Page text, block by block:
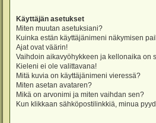
Käyttäjän asetukset
Miten muutan asetuksiani?
Kuinka estän käyttäjänimeni näkymisen
Ajat ovat väärin!
Vaihdoin aikavyöhykkeen ja kellonaika on
Kieleni ei ole valittavana!
Mitä kuvia on käyttäjänimeni vieressä?
Miten asetan avataren?
Mikä on arvonimi ja miten vaihdan sen?
Kun klikkaan sähköpostilinkkiä, minua